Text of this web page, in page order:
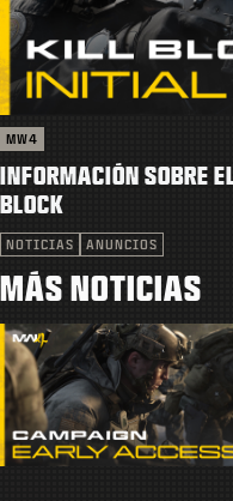
MW4
INFORMACIÓN SOBRE
BLOCK
NOTICIAS ANUNCIOS
MÁS NOTICIAS